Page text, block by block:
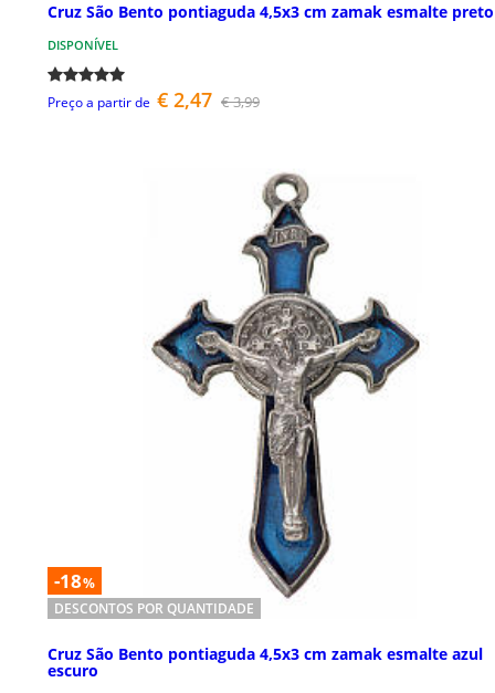
Cruz São Bento pontiaguda 4,5x3 cm zamak esmalte preto
DISPONÍVEL
Preço a partir de € 2,47 € 3,99
-18%
DESCONTOS POR QUANTIDADE
Cruz São Bento pontiaguda 4,5x3 cm zamak esmalte azul
escuro